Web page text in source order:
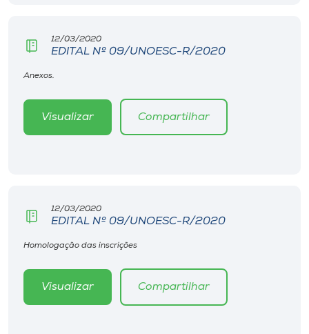
o idioma
12/03/2020
EDITAL Nº 09/UNOESC-R/2020
Anexos.
Visualizar Compartilhar
12/03/2020
EDITAL Nº 09/UNOESC-R/2020
Homologação das inscrições
Visualizar Compartilhar